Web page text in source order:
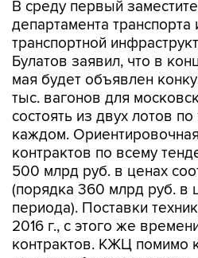
транспортной
Булатов заявил, что в
мая будет объявлен
тыс. вагонов для
состоять из двух лотов
каждом.
контрактов по всему
500 млрд руб. в ценах
(порядка 360 млрд руб. в
периода). Поставки
2016 г., с этого же
контрактов. КЖЦ помимо
поставку будет
обслуживание техники в